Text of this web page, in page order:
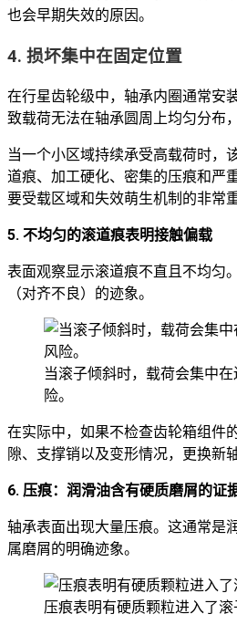
也会早期失效的原因。
4. 损坏集中在固定位置
在行星齿轮级中，轴承内圈通常安
致载荷无法在轴承圆周上均匀分布
当一个小区域持续承受高载荷时，
道痕、加工硬化、密集的压痕和严
要受载区域和失效萌生机制的非常
5. 不均匀的滚道痕表明接触偏载
表面观察显示滚道痕不直且不均匀
（对齐不良）的迹象。
当滚子倾斜时，载荷会集中
险。
在实际中，如果不检查齿轮箱组件
隙、支撑销以及变形情况，更换新
6. 压痕：润滑油含有硬质磨屑的证
轴承表面出现大量压痕。这通常是
属磨屑的明确迹象。
压痕表明有硬质颗粒进入了滚